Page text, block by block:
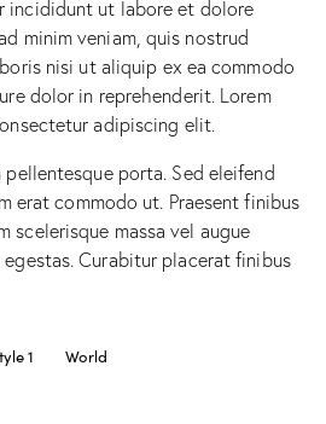
incididunt ut labore et dolore
minim veniam, quis nostrud
nisi ut aliquip ex ea commodo
dolor in reprehenderit. Lorem
adipiscing elit.
porta. Sed eleifend
erat commodo ut. Praesent finibus
scelerisque massa vel augue
Curabitur placerat finibus
1 World